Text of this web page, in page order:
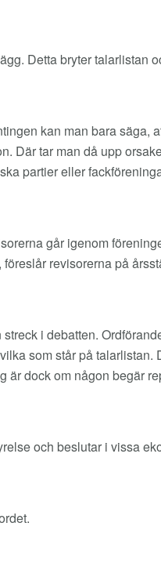
Detta bryter talarlistan
kan man bara
Där tar man då upp
partier eller
går igenom
revisorerna på
i debatten.
som står på
är dock om någon begär
och beslutar i vissa